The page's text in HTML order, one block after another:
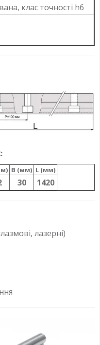
клас точності h6
B (мм) L (мм)
30 1420
лазерні)